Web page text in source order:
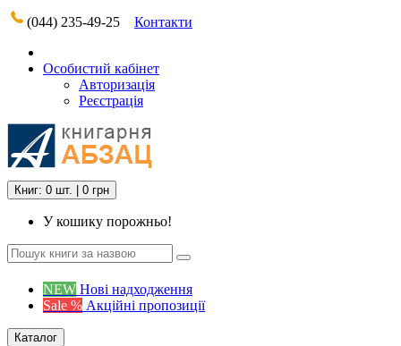
(044) 235-49-25 Контакти
Особистий кабінет
Авторизація
Реєстрація
Книг: 0 шт. | 0 грн
У кошику порожньо!
NEW Нові надходження
Sale % Акційні пропозиції
Каталог